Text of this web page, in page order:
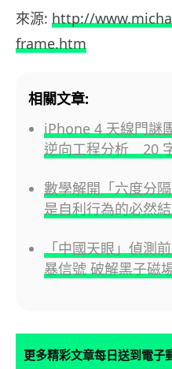
來源: http://
frame.htm
相關文章:
iPhone 4 天線門謎
逆向工程分析 20
數學解開「六度分
是自利行為的必然
「中國天眼」偵測
暴信號 破解黑子磁
更多精彩文章每日送到電子